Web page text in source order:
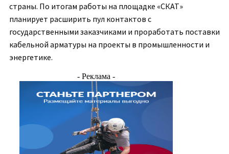
страны. По итогам работы на площадке «СКАТ»
планирует расширить пул контактов с
государственными заказчиками и проработать поставки
кабельной арматуры на проекты в промышленности и
энергетике.
- Реклама -